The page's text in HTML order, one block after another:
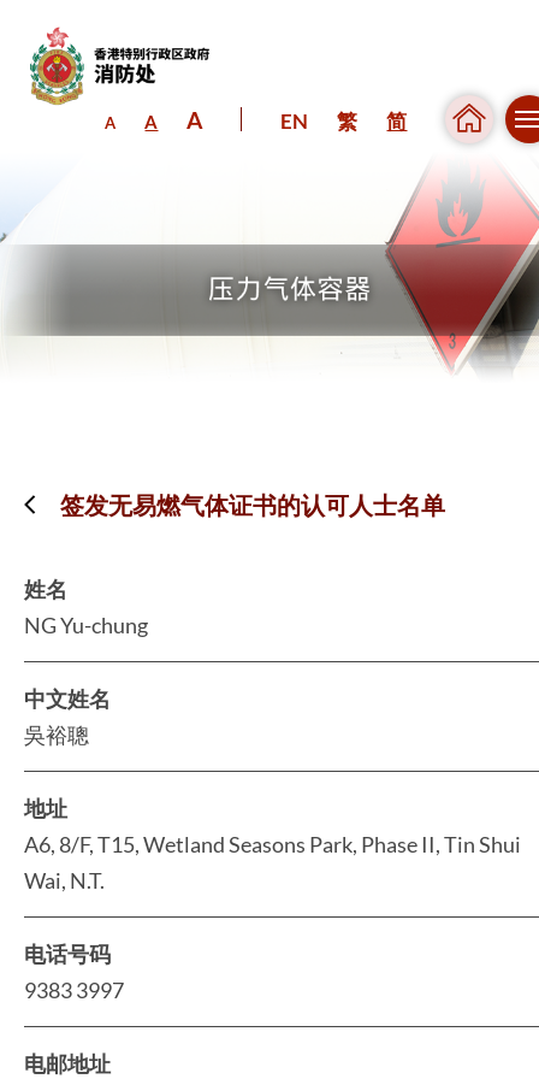
A A A EN 繁 简
签发无易燃气体证书的认可人士名单
姓名
NG Yu-chung
中文姓名
吳裕聰
地址
A6, 8/F, T15, Wetland Seasons Park, Phase II, Tin Shui
Wai, N.T.
电话号码
9383 3997
电邮地址